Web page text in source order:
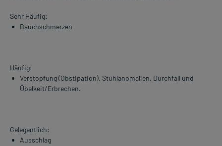
Sehr Häufig:
Bauchschmerzen
Häufig:
Verstopfung (Obstipation), Stuhlanomalien, Durchfall und
Übelkeit/Erbrechen.
Gelegentlich:
Ausschlag